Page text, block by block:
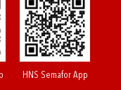
HNS Semafor App